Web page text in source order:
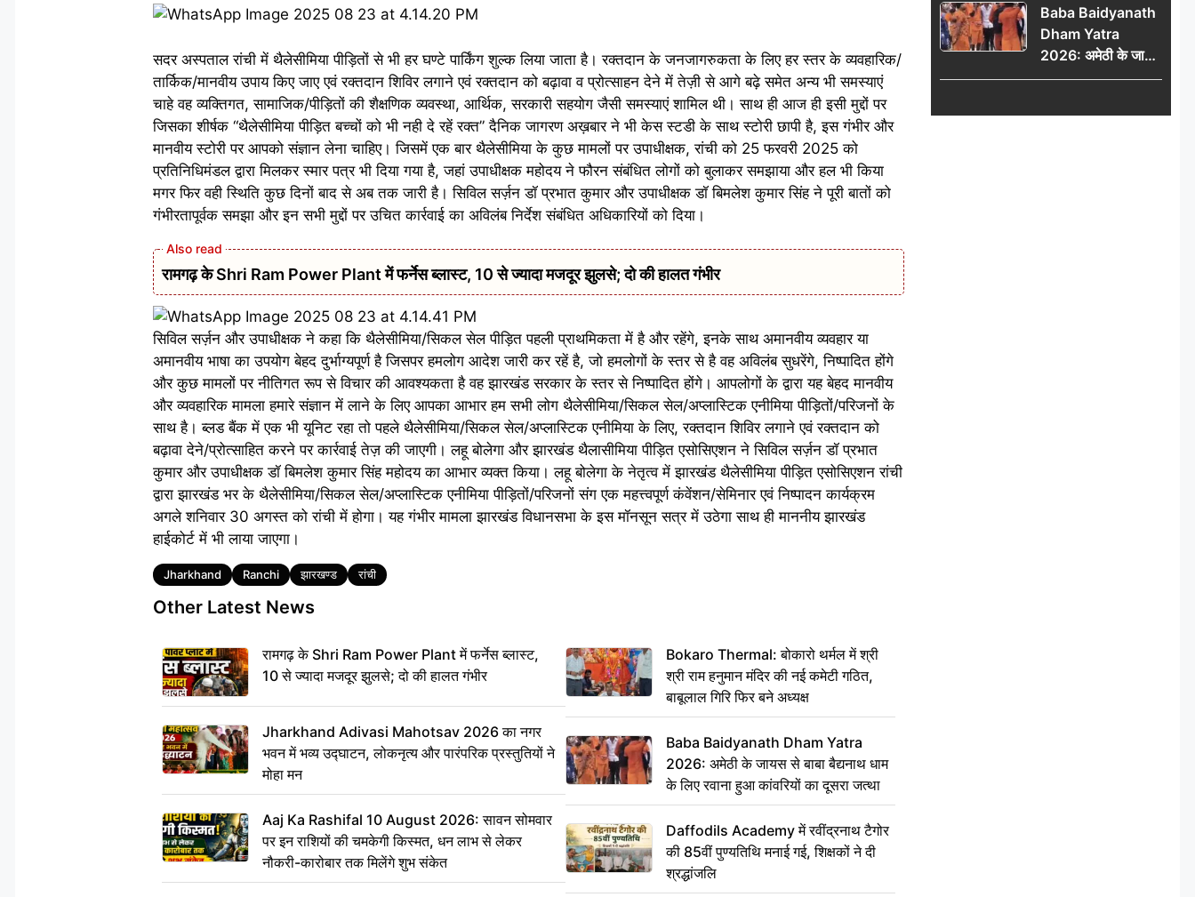
सदर अस्पताल रांची में थैलेसीमिया पीड़ितों से भी हर घण्टे पार्किंग शुल्क लिया जाता है। रक्तदान के जनजागरुकता के लिए हर स्तर के व्यवहारिक/
तार्किक/मानवीय उपाय किए जाए एवं रक्तदान शिविर लगाने एवं रक्तदान को बढ़ावा व प्रोत्साहन देने में तेज़ी से आगे बढ़े समेत अन्य भी समस्याएं
चाहे वह व्यक्तिगत, सामाजिक/पीड़ितों की शैक्षणिक व्यवस्था, आर्थिक, सरकारी सहयोग जैसी समस्याएं शामिल थी। साथ ही आज ही इसी मुद्दों पर
जिसका शीर्षक “थैलेसीमिया पीड़ित बच्चों को भी नही दे रहें रक्त” दैनिक जागरण अख़बार ने भी केस स्टडी के साथ स्टोरी छापी है, इस गंभीर और
मानवीय स्टोरी पर आपको संज्ञान लेना चाहिए। जिसमें एक बार थैलेसीमिया के कुछ मामलों पर उपाधीक्षक, रांची को 25 फरवरी 2025 को
प्रतिनिधिमंडल द्वारा मिलकर स्मार पत्र भी दिया गया है, जहां उपाधीक्षक महोदय ने फौरन संबंधित लोगों को बुलाकर समझाया और हल भी किया
मगर फिर वही स्थिति कुछ दिनों बाद से अब तक जारी है। सिविल सर्ज़न डॉ प्रभात कुमार और उपाधीक्षक डॉ बिमलेश कुमार सिंह ने पूरी बातों को
गंभीरतापूर्वक समझा और इन सभी मुद्दों पर उचित कार्रवाई का अविलंब निर्देश संबंधित अधिकारियों को दिया।
रामगढ़ के Shri Ram Power Plant में फर्नेस ब्लास्ट, 10 से ज्यादा मजदूर झुलसे; दो की हालत गंभीर
सिविल सर्ज़न और उपाधीक्षक ने कहा कि थैलेसीमिया/सिकल सेल पीड़ित पहली प्राथमिकता में है और रहेंगे, इनके साथ अमानवीय व्यवहार या
अमानवीय भाषा का उपयोग बेहद दुर्भाग्यपूर्ण है जिसपर हमलोग आदेश जारी कर रहें है, जो हमलोगों के स्तर से है वह अविलंब सुधरेंगे, निष्पादित होंगे
और कुछ मामलों पर नीतिगत रूप से विचार की आवश्यकता है वह झारखंड सरकार के स्तर से निष्पादित होंगे। आपलोगों के द्वारा यह बेहद मानवीय
और व्यवहारिक मामला हमारे संज्ञान में लाने के लिए आपका आभार हम सभी लोग थैलेसीमिया/सिकल सेल/अप्लास्टिक एनीमिया पीड़ितों/परिजनों के
साथ है। ब्लड बैंक में एक भी यूनिट रहा तो पहले थैलेसीमिया/सिकल सेल/अप्लास्टिक एनीमिया के लिए, रक्तदान शिविर लगाने एवं रक्तदान को
बढ़ावा देने/प्रोत्साहित करने पर कार्रवाई तेज़ की जाएगी। लहू बोलेगा और झारखंड थैलासीमिया पीड़ित एसोसिएशन ने सिविल सर्ज़न डॉ प्रभात
कुमार और उपाधीक्षक डॉ बिमलेश कुमार सिंह महोदय का आभार व्यक्त किया। लहू बोलेगा के नेतृत्व में झारखंड थैलेसीमिया पीड़ित एसोसिएशन रांची
द्वारा झारखंड भर के थैलेसीमिया/सिकल सेल/अप्लास्टिक एनीमिया पीड़ितों/परिजनों संग एक महत्त्वपूर्ण कंवेंशन/सेमिनार एवं निष्पादन कार्यक्रम
अगले शनिवार 30 अगस्त को रांची में होगा। यह गंभीर मामला झारखंड विधानसभा के इस मॉनसून सत्र में उठेगा साथ ही माननीय झारखंड
हाईकोर्ट में भी लाया जाएगा।
Tags
Jharkhand Ranchi झारखण्ड रांची
Other Latest News
रामगढ़ के Shri Ram Power Plant में फर्नेस ब्लास्ट,
10 से ज्यादा मजदूर झुलसे; दो की हालत गंभीर
Jharkhand Adivasi Mahotsav 2026 का नगर
भवन में भव्य उद्घाटन, लोकनृत्य और पारंपरिक प्रस्तुतियों ने
मोहा मन
Aaj Ka Rashifal 10 August 2026: सावन सोमवार
पर इन राशियों की चमकेगी किस्मत, धन लाभ से लेकर
नौकरी-कारोबार तक मिलेंगे शुभ संकेत
Bokaro Thermal: बोकारो थर्मल में श्री
श्री राम हनुमान मंदिर की नई कमेटी गठित,
बाबूलाल गिरि फिर बने अध्यक्ष
Baba Baidyanath Dham Yatra
2026: अमेठी के जायस से बाबा बैद्यनाथ धाम
के लिए रवाना हुआ कांवरियों का दूसरा जत्था
Daffodils Academy में रवींद्रनाथ टैगोर
की 85वीं पुण्यतिथि मनाई गई, शिक्षकों ने दी
श्रद्धांजलि
Baba Baidyanath
Dham Yatra
2026: अमेठी के जायस
से बाबा बैद्यनाथ धाम के
का दूसरा जत्था